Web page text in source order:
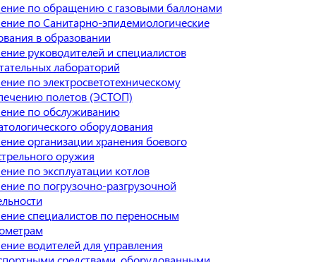
по обращению с газовыми баллонами
по Санитарно-эпидемиологические
в образовании
руководителей и специалистов
лабораторий
по электросветотехническому
полетов (ЭСТОП)
по обслуживанию
оборудования
организации хранения боевого
оружия
по эксплуатации котлов
по погрузочно-разгрузочной
специалистов по переносным
водителей для управления